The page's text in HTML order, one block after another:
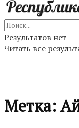
Результатов нет
Читать все
Метка: